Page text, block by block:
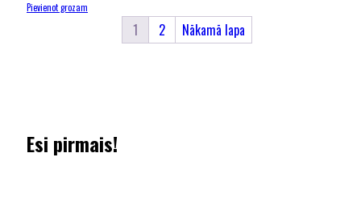
Pievienot grozam
1 2 Nākamā lapa
Esi pirmais!